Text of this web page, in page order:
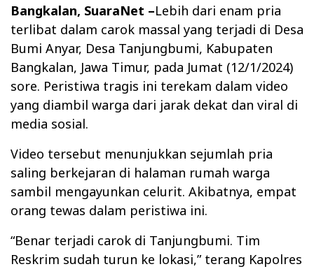
Bangkalan, SuaraNet –Lebih dari enam pria
terlibat dalam carok massal yang terjadi di Desa
Bumi Anyar, Desa Tanjungbumi, Kabupaten
Bangkalan, Jawa Timur, pada Jumat (12/1/2024)
sore. Peristiwa tragis ini terekam dalam video
yang diambil warga dari jarak dekat dan viral di
media sosial.
Video tersebut menunjukkan sejumlah pria
saling berkejaran di halaman rumah warga
sambil mengayunkan celurit. Akibatnya, empat
orang tewas dalam peristiwa ini.
“Benar terjadi carok di Tanjungbumi. Tim
Reskrim sudah turun ke lokasi,” terang Kapolres